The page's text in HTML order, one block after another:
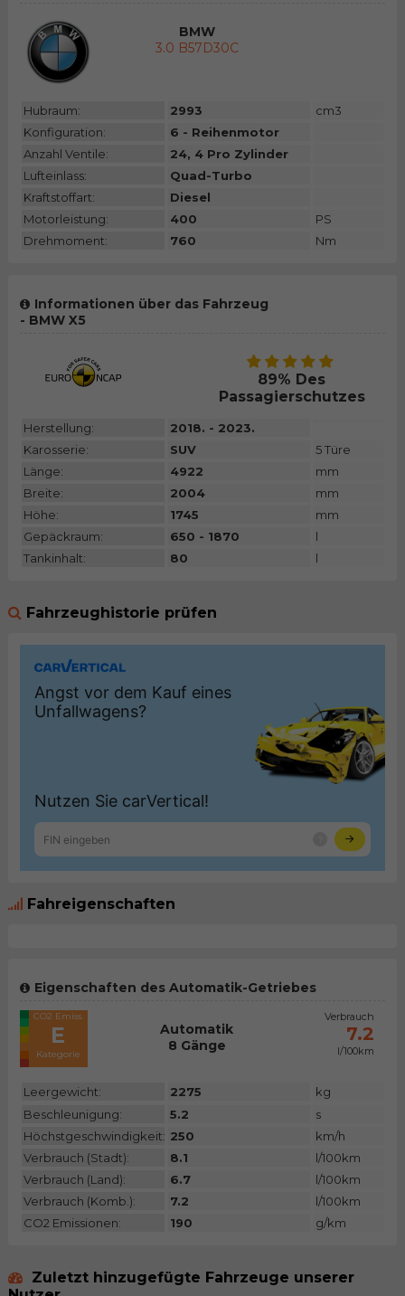
BMW
3.0 B57D30C
Hubraum: 2993
cm3
Konfiguration:
6 - Reihenmotor
Anzahl Ventile:
24, 4 Pro Zylinder
Lufteinlass:
Quad-Turbo
Kraftstoffart:
Diesel
Motorleistung:
400
PS
Drehmoment:
760 Nm
Informationen über das Fahrzeug
- BMW X5
89% Des
Passagierschutzes
Herstellung:
2018. - 2023.
Karosserie:
SUV
5 Türe
Länge:
4922
mm
Breite:
2004
mm
Höhe:
1745
mm
Gepäckraum:
650 - 1870
l
Tankinhalt:
80 l
Fahrzeughistorie prüfen
Fahreigenschaften
Eigenschaften des Automatik-Getriebes
CO2 Emiss.
E
Kategorie
Automatik
8 Gänge
Verbrauch
7.2
l/100km
Leergewicht: 2275
kg
Beschleunigung:
5.2
s
Höchstgeschwindigkeit: 250
km/h
Verbrauch (Stadt):
8.1
l/100km
Verbrauch (Land):
6.7
l/100km
Verbrauch (Komb.):
7.2
l/100km
CO2 Emissionen:
190 g/km
Zuletzt hinzugefügte Fahrzeuge unserer